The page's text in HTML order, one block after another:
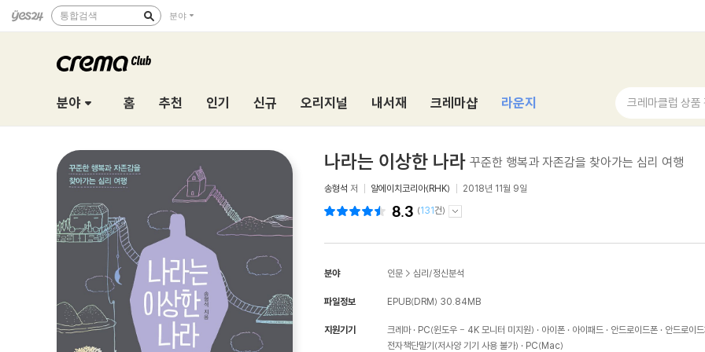
통합검색 분야
분야 홈 추천 인기 신규 오리지널 내서재 크레마샵 라운지 크레마클럽 상품
나라는 이상한 나라 꾸준한 행복과 자존감을 찾아가는 심리 여행
송형석 저 알에이치코리아(RHK) 2018년 11월 9일
8.3 (131건)
분야 인문 > 심리/정신분석
파일정보 EPUB(DRM) 30.84MB
지원기기 크레마 PC(윈도우 - 4K 모니터 미지원) 아이폰 아이패드 안드로이드폰
안드로이
전자책단말기(저사양 기기 사용 불가)
PC(Mac)